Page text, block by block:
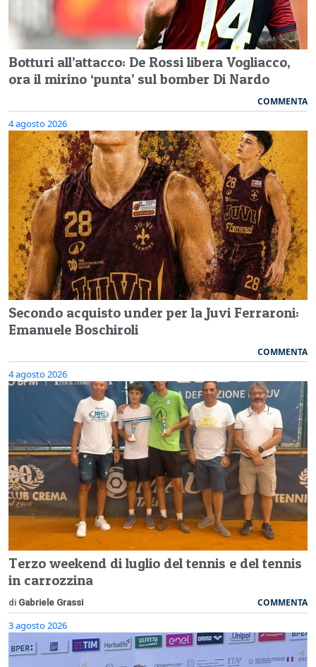
Botturi all’attacco: De Rossi libera Vogliacco,
ora il mirino ‘punta’ sul bomber Di Nardo
COMMENTA
4 agosto 2026
Secondo acquisto under per la Juvi Ferraroni:
Emanuele Boschiroli
COMMENTA
4 agosto 2026
Terzo weekend di luglio del tennis e del tennis
in carrozzina
di Gabriele Grassi COMMENTA
3 agosto 2026